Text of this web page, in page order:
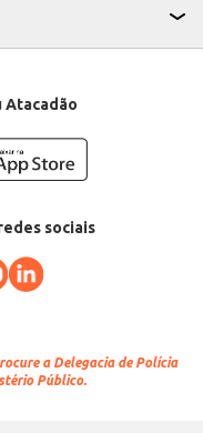
Atacadão
sociais
a Delegacia de Polícia
Público.